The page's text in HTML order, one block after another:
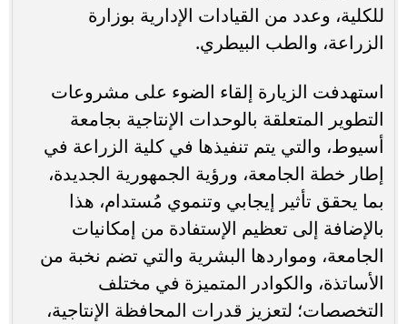
للكلية، وعدد من القيادات الإدارية بوزارة
الزراعة، والطب البيطري.
استهدفت الزيارة إلقاء الضوء على مشروعات
التطوير المتعلقة بالوحدات الإنتاجية بجامعة
أسيوط، والتي يتم تنفيذها في كلية الزراعة في
إطار خطة الجامعة، ورؤية الجمهورية الجديدة،
بما يحقق تأثير إيجابي وتنموي مُستدام، هذا
بالإضافة إلى تعظيم الإستفادة من إمكانيات
الجامعة، ومواردها البشرية والتي تضم نخبة من
الأساتذة، والكوادر المتميزة في مختلف
التخصصات؛ لتعزيز قدرات المحافظة الإنتاجية،